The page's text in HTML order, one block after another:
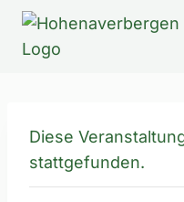
Zum
springen
Diese
stattgefunden.